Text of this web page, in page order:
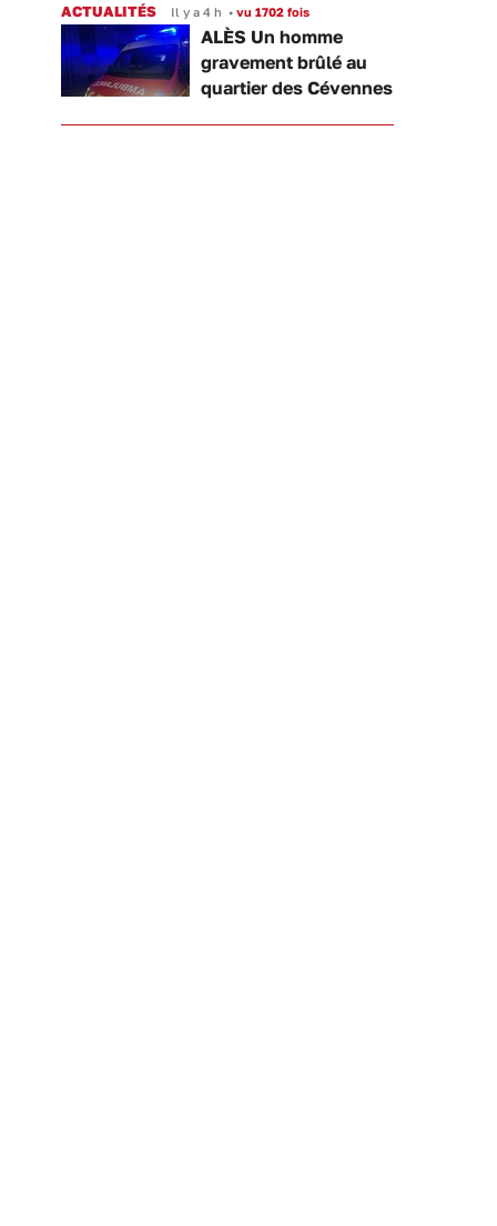
ACTUALITÉS Il y a 4 h • vu 1702 fois
ALÈS Un homme
gravement brûlé au
quartier des Cévennes